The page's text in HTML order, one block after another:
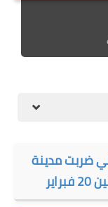
ضربت مدينة